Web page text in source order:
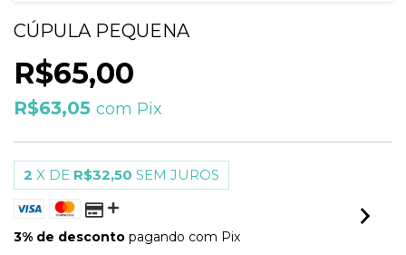
CÚPULA PEQUENA
R$65,00
R$63,05 com Pix
2 X DE R$32,50 SEM JUROS
3% de desconto pagando com Pix